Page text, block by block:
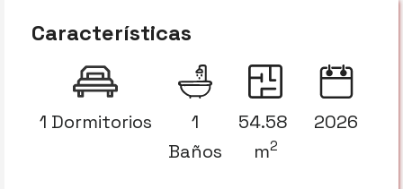
Características
1 Dormitorios
1
Baños
54.58
m2
2026